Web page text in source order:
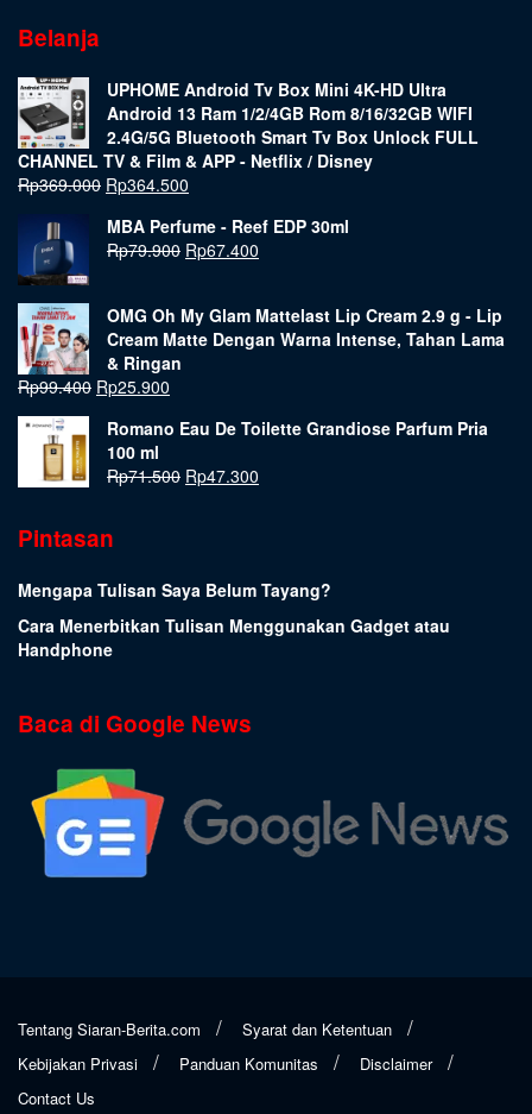
Belanja
UPHOME Android Tv Box Mini 4K-HD Ultra
Android 13 Ram 1/2/4GB Rom 8/16/32GB WIFI
2.4G/5G Bluetooth Smart Tv Box Unlock FULL
CHANNEL TV & Film & APP - Netflix / Disney
Rp369.000 Rp364.500
MBA Perfume - Reef EDP 30ml
Rp79.900 Rp67.400
OMG Oh My Glam Mattelast Lip Cream 2.9 g - Lip
Cream Matte Dengan Warna Intense, Tahan Lama
& Ringan
Rp99.400 Rp25.900
Romano Eau De Toilette Grandiose Parfum Pria
100 ml
Rp71.500 Rp47.300
Pintasan
Mengapa Tulisan Saya Belum Tayang?
Cara Menerbitkan Tulisan Menggunakan Gadget atau
Handphone
Baca di Google News
Tentang Siaran-Berita.com
Syarat dan Ketentuan
Kebijakan Privasi
Panduan Komunitas
Disclaimer
Contact Us